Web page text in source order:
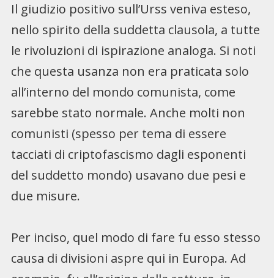
Il giudizio positivo sull’Urss veniva esteso,
nello spirito della suddetta clausola, a tutte
le rivoluzioni di ispirazione analoga. Si noti
che questa usanza non era praticata solo
all’interno del mondo comunista, come
sarebbe stato normale. Anche molti non
comunisti (spesso per tema di essere
tacciati di criptofascismo dagli esponenti
del suddetto mondo) usavano due pesi e
due misure.
Per inciso, quel modo di fare fu esso stesso
causa di divisioni aspre qui in Europa. Ad